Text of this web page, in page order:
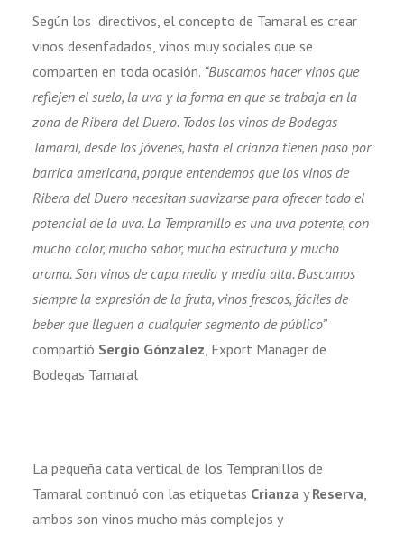
Según los directivos, el concepto de Tamaral es crear
vinos desenfadados, vinos muy sociales que se
comparten en toda ocasión. “Buscamos hacer vinos que
reflejen el suelo, la uva y la forma en que se trabaja en la
zona de Ribera del Duero. Todos los vinos de Bodegas
Tamaral, desde los jóvenes, hasta el crianza tienen paso por
barrica americana, porque entendemos que los vinos de
Ribera del Duero necesitan suavizarse para ofrecer todo el
potencial de la uva. La Tempranillo es una uva potente, con
mucho color, mucho sabor, mucha estructura y mucho
aroma. Son vinos de capa media y media alta. Buscamos
siempre la expresión de la fruta, vinos frescos, fáciles de
beber que lleguen a cualquier segmento de público”
compartió Sergio Gónzalez, Export Manager de
Bodegas Tamaral
La pequeña cata vertical de los Tempranillos de
Tamaral continuó con las etiquetas Crianza y Reserva,
ambos son vinos mucho más complejos y